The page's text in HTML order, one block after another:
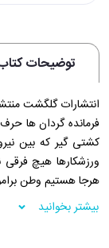
توضیحات
انتشارات گلگشت
فرمانده گردان ها
کشتی گیر که بین
ورزشکارها هیچ
هرجا هستیم وطن
فروشگاه اینترنتی 30بوک
بیشتر بخوانید